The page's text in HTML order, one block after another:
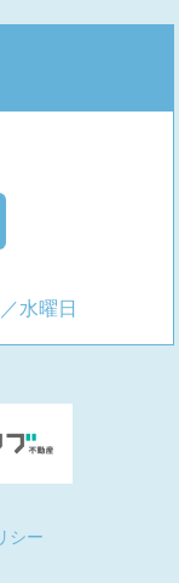
水曜日
シー